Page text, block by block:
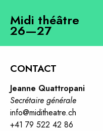
Midi théâtre
26—27
CONTACT
Jeanne Quattropani
Secrétaire générale
info@miditheatre.ch
+41 79 522 42 86